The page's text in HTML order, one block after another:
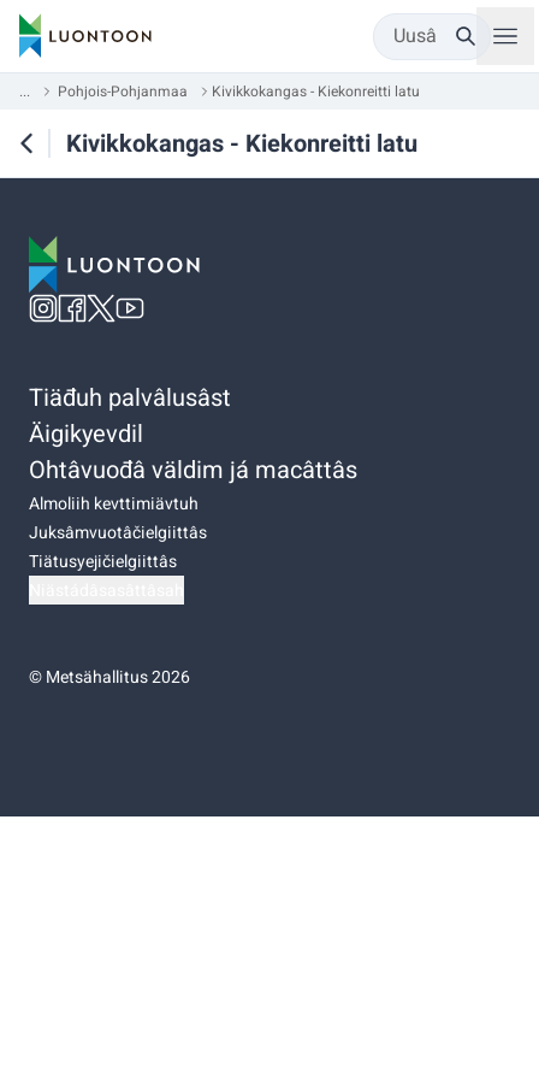
Uusâ
... Pohjois-Pohjanmaa Kivikkokangas - Kiekonreitti latu
Kivikkokangas - Kiekonreitti latu
Tiäđuh palvâlusâst
Äigikyevdil
Ohtâvuođâ väldim já macâttâs
Almoliih kevttimiävtuh
Juksâmvuotâčielgiittâs
Tiätusyejičielgiittâs
©Metsähallitus 2026